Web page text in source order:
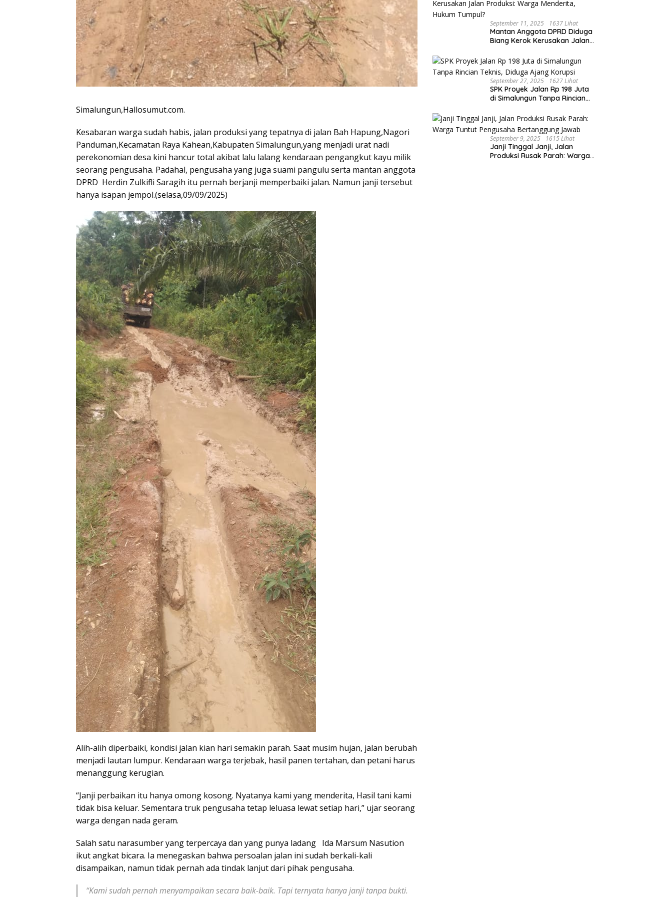
Simalungun,Hallosumut.com.
Kesabaran warga sudah habis, jalan produksi yang tepatnya di jalan Bah Hapung,Nagori
Panduman,Kecamatan Raya Kahean,Kabupaten Simalungun,yang menjadi urat nadi
perekonomian desa kini hancur total akibat lalu lalang kendaraan pengangkut kayu milik
seorang pengusaha. Padahal, pengusaha yang juga suami pangulu serta mantan anggota
DPRD Herdin Zulkifli Saragih itu pernah berjanji memperbaiki jalan. Namun janji tersebut
hanya isapan jempol.(selasa,09/09/2025)
Alih-alih diperbaiki, kondisi jalan kian hari semakin parah. Saat musim hujan, jalan berubah
menjadi lautan lumpur. Kendaraan warga terjebak, hasil panen tertahan, dan petani harus
menanggung kerugian.
“Janji perbaikan itu hanya omong kosong. Nyatanya kami yang menderita, Hasil tani kami
tidak bisa keluar. Sementara truk pengusaha tetap leluasa lewat setiap hari,” ujar seorang
warga dengan nada geram.
Salah satu narasumber yang terpercaya dan yang punya ladang Ida Marsum Nasution
ikut angkat bicara. Ia menegaskan bahwa persoalan jalan ini sudah berkali-kali
disampaikan, namun tidak pernah ada tindak lanjut dari pihak pengusaha.
“Kami sudah pernah menyampaikan secara baik-baik. Tapi ternyata hanya janji tanpa bukti.
September 11, 2025 1637 Lihat
Mantan Anggota DPRD Diduga
Biang Kerok Kerusakan Jalan
Hukum Tumpul?
September 27, 2025 1627 Lihat
SPK Proyek Jalan Rp 198 Juta
di Simalungun Tanpa Rincian
September 9, 2025 1615 Lihat
Janji Tinggal Janji, Jalan
Produksi Rusak Parah: Warga